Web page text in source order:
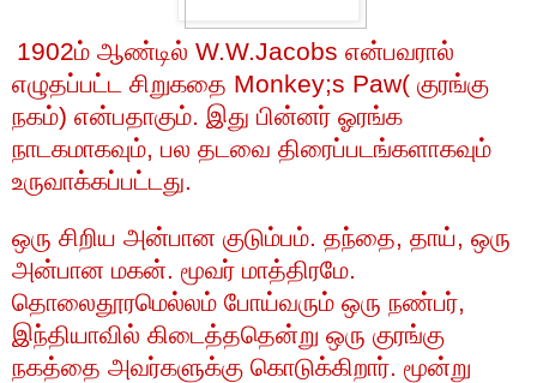
1902ம் ஆண்டில் W.W.Jacobs என்பவரால்
எழுதப்பட்ட
சிறுகதை Monkey;s Paw( குரங்கு
நகம்) என்பதாகும். இது பின்னர் ஓரங்க
நாடகமாகவும், பல தடவை திரைப்படங்களாகவும்
உருவாக்கப்பட்டது.
ஒரு சிறிய அன்பான குடும்பம். தந்தை, தாய், ஒரு
அன்பான மகன். மூவர் மாத்திரமே.
தொலைதூரமெல்லம் போய்வரும் ஒரு நண்பர்,
இந்தியாவில் கிடைத்ததென்று ஒரு குரங்கு
நகத்தை அவர்களுக்கு கொடுக்கிறார். மூன்று